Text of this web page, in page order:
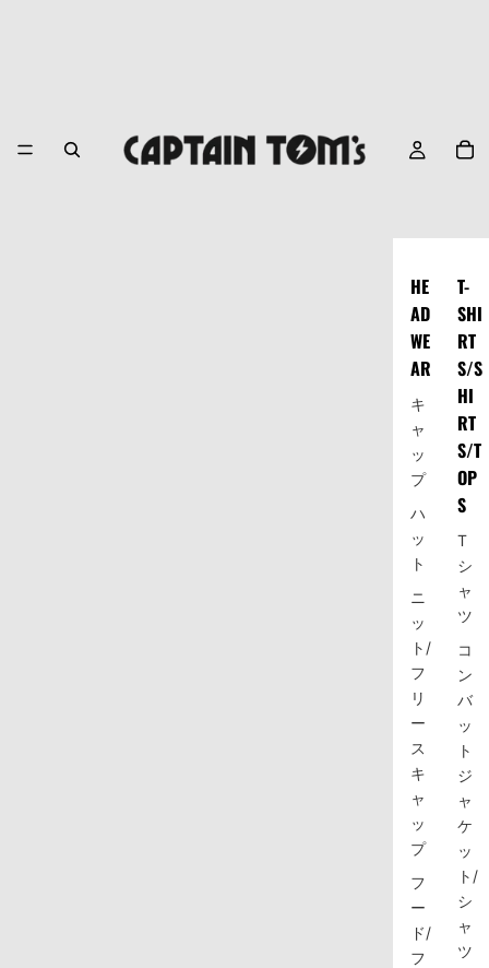
HE
AD
WE
AR
キ
ャ
ッ
プ
ハ
ッ
ト
ニ
ッ
ト/
フ
リ
ー
ス
キ
ャ
ッ
プ
フ
ー
ド/
フ
T-
SHI
RT
S/S
HI
RT
S/T
OP
S
T
シ
ャ
ツ
コ
ン
バ
ッ
ト
ジ
ャ
ケ
ッ
ト/
シ
ャ
ツ